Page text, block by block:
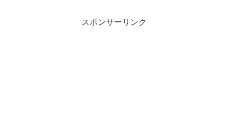
スポンサーリンク